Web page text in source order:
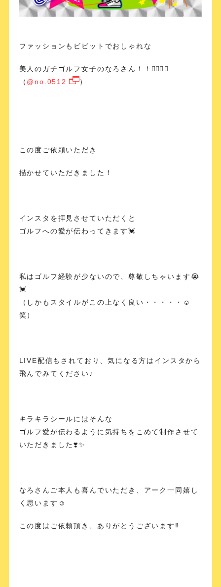
ファッションもビビットでおしゃれな
美人のガチゴルフ女子のなろさん！！🏌🏻‍♀️🔥
（ @no.0512 ）
この度ご依頼いただき
描かせていただきました！
インスタを拝見させていただくと
ゴルフへの愛が伝わってきます💓
私はゴルフ経験が少ないので、尊敬しちゃいます😭
💓
（しかもスタイルがこの上なく良い・・・・・☺️
笑）
LIVE配信もされており、気になる方はインスタから
飛んでみてください♪
キラキラシールにはそんな
ゴルフ愛が伝わるように気持ちをこめて制作させて
いただきました❣️✨
なろさんご本人も喜んでいただき、アーク一同嬉し
く思います☺️
この度はご依頼頂き、ありがとうございます‼️